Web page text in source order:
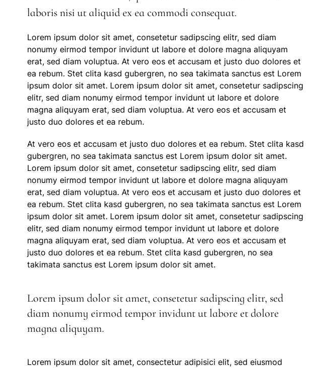
laboris nisi ut aliquid ex ea commodi consequat.
Lorem ipsum dolor sit amet, consetetur sadipscing elitr, sed diam
nonumy eirmod tempor invidunt ut labore et dolore magna aliquyam
erat, sed diam voluptua. At vero eos et accusam et justo duo dolores et
ea rebum. Stet clita kasd gubergren, no sea takimata sanctus est Lorem
ipsum dolor sit amet. Lorem ipsum dolor sit amet, consetetur sadipscing
elitr, sed diam nonumy eirmod tempor invidunt ut labore et dolore
magna aliquyam erat, sed diam voluptua. At vero eos et accusam et
justo duo dolores et ea rebum.
At vero eos et accusam et justo duo dolores et ea rebum. Stet clita kasd
gubergren, no sea takimata sanctus est Lorem ipsum dolor sit amet.
Lorem ipsum dolor sit amet, consetetur sadipscing elitr, sed diam
nonumy eirmod tempor invidunt ut labore et dolore magna aliquyam
erat, sed diam voluptua. At vero eos et accusam et justo duo dolores et
ea rebum. Stet clita kasd gubergren, no sea takimata sanctus est Lorem
ipsum dolor sit amet. Lorem ipsum dolor sit amet, consetetur sadipscing
elitr, sed diam nonumy eirmod tempor invidunt ut labore et dolore
magna aliquyam erat, sed diam voluptua. At vero eos et accusam et
justo duo dolores et ea rebum. Stet clita kasd gubergren, no sea
takimata sanctus est Lorem ipsum dolor sit amet.
Lorem ipsum dolor sit amet, consetetur sadipscing elitr, sed
diam nonumy eirmod tempor invidunt ut labore et dolore
magna aliquyam.
Lorem ipsum dolor sit amet, consectetur adipisici elit, sed eiusmod